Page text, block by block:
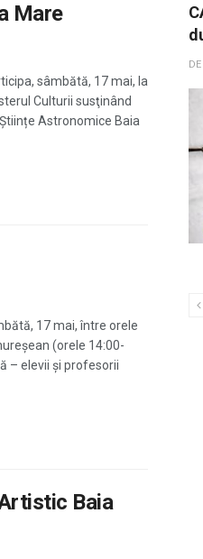
Mare
sâmbătă, 17 mai, la
Culturii susţinând
Astronomice Baia
17 mai, între orele
(orele 14:00-
– elevii și profesorii
Baia
DE